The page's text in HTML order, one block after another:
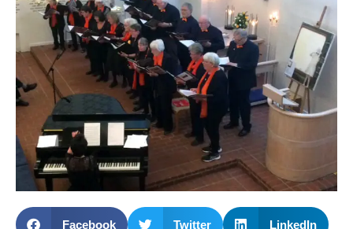
Facebook Twitter LinkedIn